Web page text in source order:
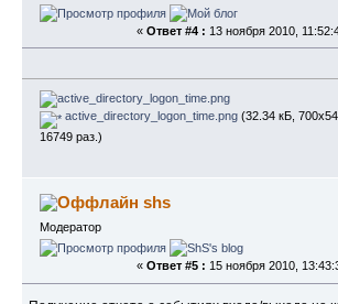
'Подключаем ADSystemInfo'
objSysInfo = CreateObject(
strUser = objSysInfo.UserName
'New Фамилия Имя'
Set objTextFile =
(objFolderItem.Path
ForReading, False)
strTextFile = objTextFile.ReadAll
objRegExp.Pattern =
strName = objUser.FullName
strName = InputBox ("Добро
« Ответ #4 : 13 ноября 2010,
active_directory_logon_time.png(32.34 кБ,
16749 раз.)
shs
Модератор
« Ответ #5 : 15 ноября 2010,